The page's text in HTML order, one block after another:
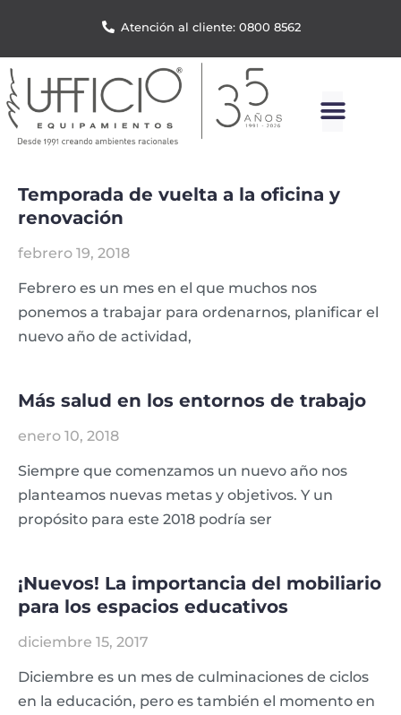
Atención al cliente: 0800 8562
Temporada de vuelta a la oficina y
renovación
febrero 19, 2018
Febrero es un mes en el que muchos nos
ponemos a trabajar para ordenarnos, planificar el
nuevo año de actividad,
Más salud en los entornos de trabajo
enero 10, 2018
Siempre que comenzamos un nuevo año nos
planteamos nuevas metas y objetivos. Y un
propósito para este 2018 podría ser
¡Nuevos! La importancia del mobiliario
para los espacios educativos
diciembre 15, 2017
Diciembre es un mes de culminaciones de ciclos
en la educación, pero es también el momento en